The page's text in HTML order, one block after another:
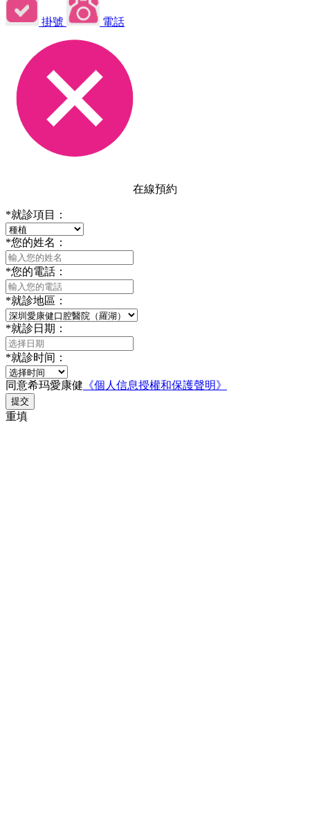
掛號 電話
在線預約
*就診項目：
*您的姓名：
*您的電話：
*就診地區：
*就診日期：
*就診时间：
同意希玛愛康健 《個人信息授權和保護聲明》
提交
重填